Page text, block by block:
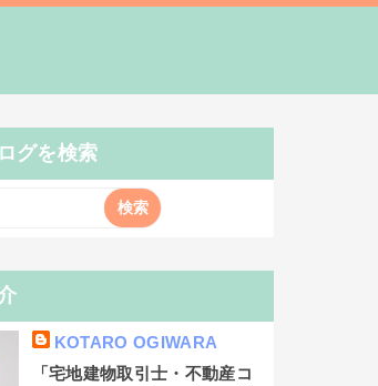
グを検索
KOTARO OGIWARA
「宅地建物取引士・不動産コ